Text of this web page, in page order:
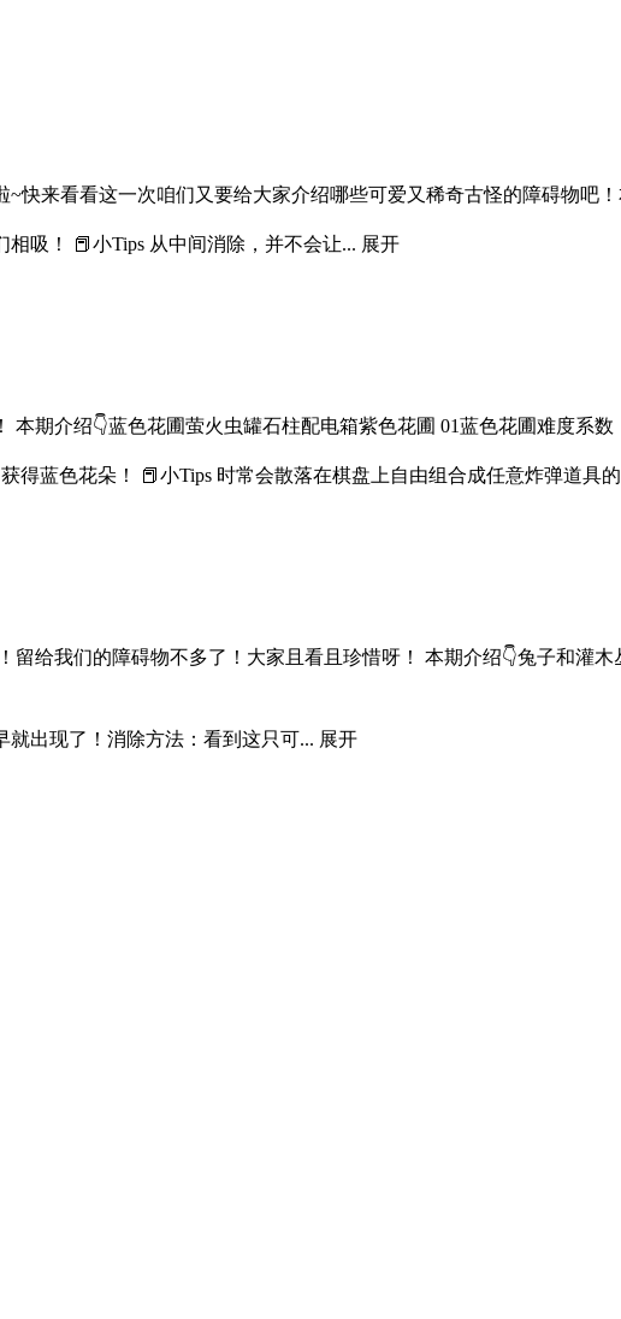
快来看看这一次咱们又要给大家介绍哪些可爱又稀奇古怪的障碍物吧！
吸！ 📕小Tips 从中间消除，并不会让... 展开
期介绍👇蓝色花圃萤火虫罐石柱配电箱紫色花圃 01蓝色花圃难度系数
得蓝色花朵！ 📕小Tips 时常会散落在棋盘上自由组合成任意炸弹道具
给我们的障碍物不多了！大家且看且珍惜呀！ 本期介绍👇兔子和灌
出现了！消除方法：看到这只可... 展开